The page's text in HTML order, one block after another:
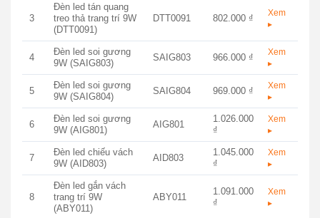
3
Đèn led tán quang
treo thả trang trí 9W
(DTT0091)
DTT0091 802.000 ₫
Xem
▸
4
Đèn led soi gương
9W (SAIG803)
SAIG803 966.000 ₫
Xem
▸
5
Đèn led soi gương
9W (SAIG804)
SAIG804 969.000 ₫
Xem
▸
6
Đèn led soi gương
9W (AIG801)
AIG801
1.026.000
₫
Xem
▸
7
Đèn led chiếu vách
9W (AID803)
AID803
1.045.000
₫
Xem
▸
8
Đèn led gắn vách
trang trí 9W
(ABY011)
ABY011
1.091.000
₫
Xem
▸